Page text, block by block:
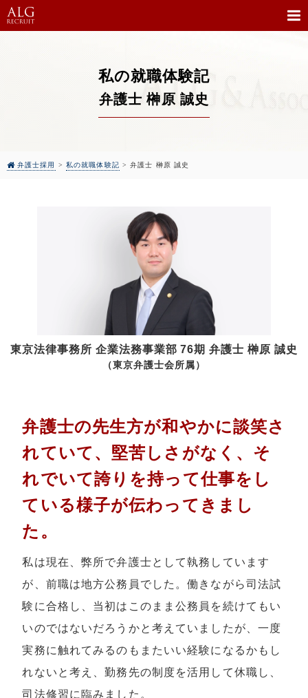
私の就職体験記
弁護士 榊原 誠史
弁護士採用 > 私の就職体験記 >弁護士 榊原 誠史
東京法律事務所 企業法務事業部 76期 弁護士榊原 誠史
（東京弁護士会所属）
弁護士の先生方が和やかに談笑さ
れていて、堅苦しさがなく、そ
れでいて誇りを持って仕事をし
ている様子が伝わってきまし
た。
私は現在、弊所で弁護士として執務しています
が、前職は地方公務員でした。働きながら司法試
験に合格し、当初はこのまま公務員を続けてもい
いのではないだろうかと考えていましたが、一度
実務に触れてみるのもまたいい経験になるかもし
れないと考え、勤務先の制度を活用して休職し、
司法修習に臨みました。